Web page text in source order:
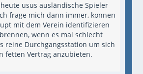
usus ausländische Spieler
frage mich dann immer, können
mit dem Verein identifizieren
wenn es mal schlecht
reine Durchgangsstation um sich
fetten Vertrag anzubieten.